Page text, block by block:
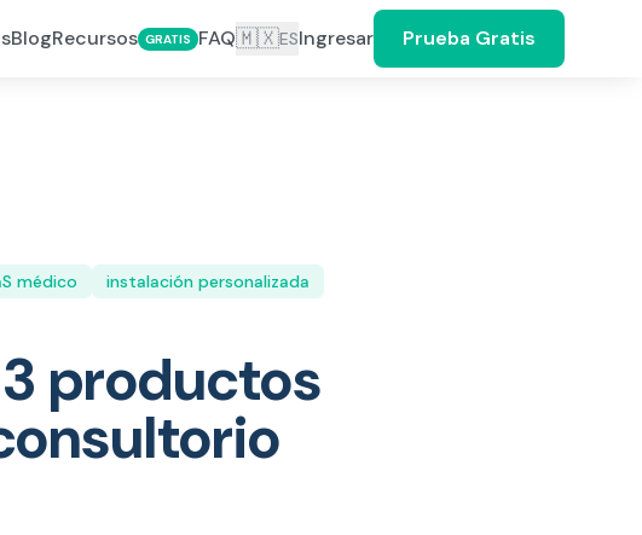
BlogRecursos GRATIS FAQ🇲🇽ESIngresar Prueba Gratis
médico
instalación personalizada
productos